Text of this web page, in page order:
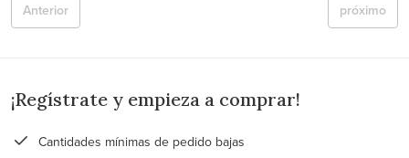
próximo
Anterior
¡Regístrate y empieza a comprar!
Cantidades mínimas de pedido bajas